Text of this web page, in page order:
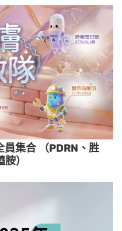
集合 （PDRN、胜
）